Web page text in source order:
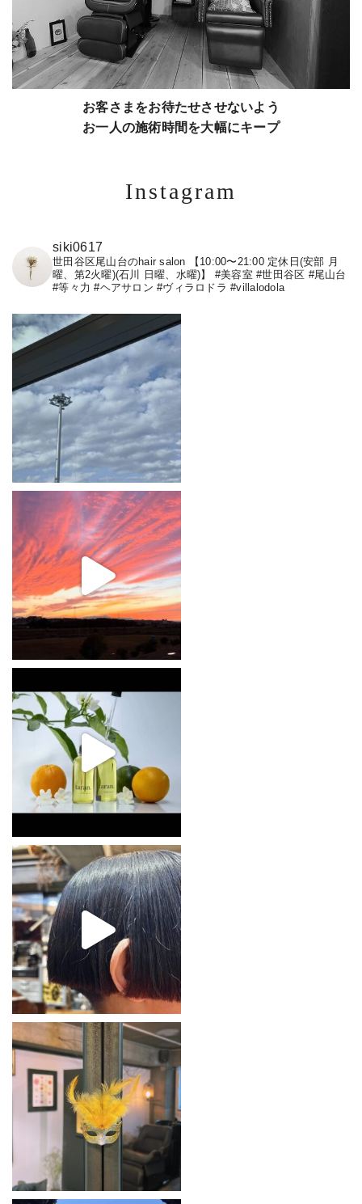
お客さまをお待たせさせないよう
お一人の施術時間を大幅にキープ
Instagram
siki0617
世田谷区尾山台のhair salon 【10:00〜21:00 定休日(安部 月
曜、第2火曜)(石川 日曜、水曜)】
#美容室 #世田谷区 #尾山台
#等々力 #ヘアサロン #ヴィラロドラ #villalodola